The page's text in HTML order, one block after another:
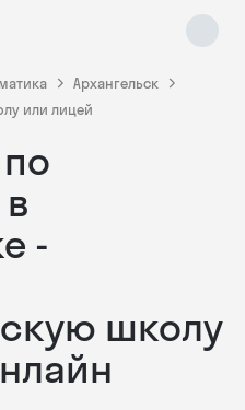
Архангельск
или лицей
-
школу